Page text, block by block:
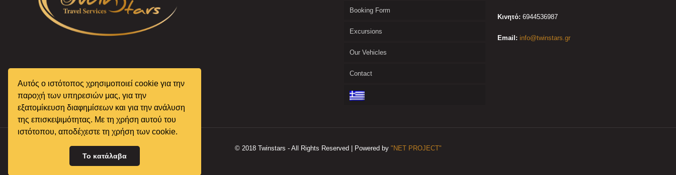
Αυτός ο ιστότοπος χρησιμοποιεί cookie για την
παροχή των υπηρεσιών μας, για την
εξατομίκευση διαφημίσεων και για την ανάλυση
της επισκεψιμότητας. Με τη χρήση αυτού του
ιστότοπου, αποδέχεστε τη χρήση των cookie.
Το κατάλαβα
Booking Form
Excursions
Our Vehicles
Contact
Κινητό: 6944536987
Email: info@twinstars.gr
© 2018 Twinstars - All Rights Reserved | Powered by "NET PROJECT"